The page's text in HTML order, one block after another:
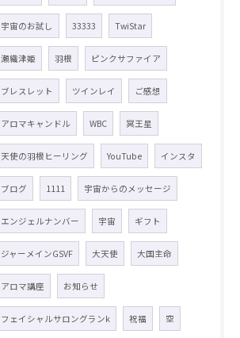
宇宙のお試し 33333 TwiStar
瀬織津姫 羽根 ピンクサファイア
ブレスレット ツインレイ ご感想
アロマキャンドル WBC 冥王星
天使の羽根ヒーリング YouTube インスタ
ブログ 1111 宇宙からのメッセージ
エンジェルナンバー 宇宙 ギフト
ジャーメインGSVF 大天使 大国主命
アロマ講座 お知らせ
フェイシャルサロングランk 祝福 空